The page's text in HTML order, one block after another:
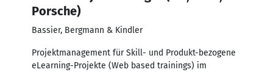
Porsche)
Bassier, Bergmann & Kindler
Projektmanagement für Skill- und Produkt-bezogene
eLearning-Projekte (Web based trainings) im